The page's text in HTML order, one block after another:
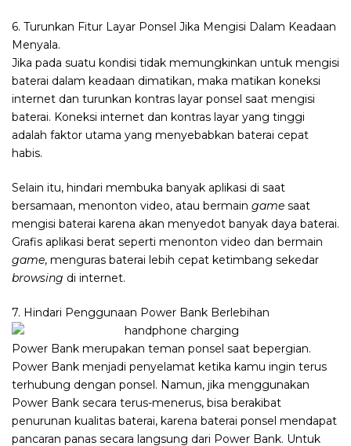
6. Turunkan Fitur Layar Ponsel Jika Mengisi Dalam Keadaan
Menyala.
Jika pada suatu kondisi tidak memungkinkan untuk mengisi
baterai dalam keadaan dimatikan, maka matikan koneksi
internet dan turunkan kontras layar ponsel saat mengisi
baterai. Koneksi internet dan kontras layar yang tinggi
adalah faktor utama yang menyebabkan baterai cepat
habis.
Selain itu, hindari membuka banyak aplikasi di saat
bersamaan, menonton video, atau bermain game saat
mengisi baterai karena akan menyedot banyak daya baterai.
Grafis aplikasi berat seperti menonton video dan bermain
game, menguras baterai lebih cepat ketimbang sekedar
browsing di internet.
7. Hindari Penggunaan Power Bank Berlebihan
Power Bank merupakan teman ponsel saat bepergian.
Power Bank menjadi penyelamat ketika kamu ingin terus
terhubung dengan ponsel. Namun, jika menggunakan
Power Bank secara terus-menerus, bisa berakibat
penurunan kualitas baterai, karena baterai ponsel mendapat
pancaran panas secara langsung dari Power Bank. Untuk